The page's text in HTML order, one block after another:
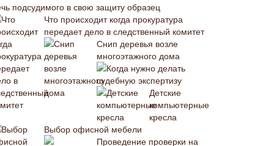
подсудимого в свою защиту образец
Что происходит когда прокуратура
передает дело в следственный комитет
Снип деревья возле
многоэтажного дома
Когда нужно делать
судебную экспертизу
Детские
компьютерные
кресла
Выбор офисной мебели
Проведение проверки на